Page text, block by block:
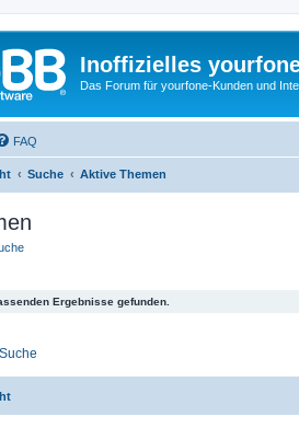
Inoffizielles
Das Forum für yourfone-Kunden und
FAQ
Suche Aktive Themen
Ergebnisse gefunden.